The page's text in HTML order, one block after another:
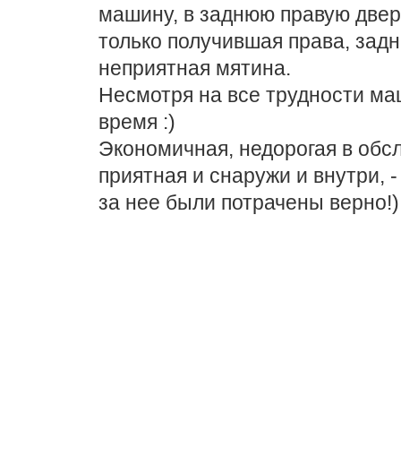
машину, в заднюю правую
только получившая права,
неприятная мятина.
Несмотря на все трудности
время :)
Экономичная, недорогая в
приятная и снаружи и внутри,
за нее были потрачены верно!)